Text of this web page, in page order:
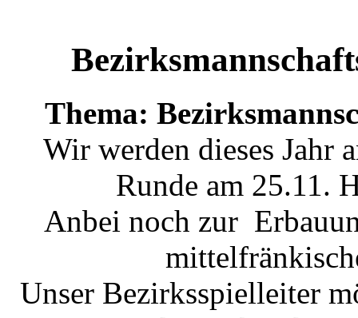
Thema:
Wir werden dieses Jahr
Runde am 25.11.
Anbei noch zur
Unser Bezirksspielleiter